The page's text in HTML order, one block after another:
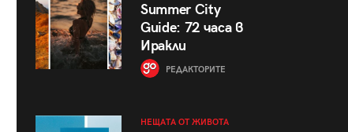
Summer City
Guide: 72 часа в
Иракли
РЕДАКТОРИТЕ
НЕЩАТА ОТ ЖИВОТА